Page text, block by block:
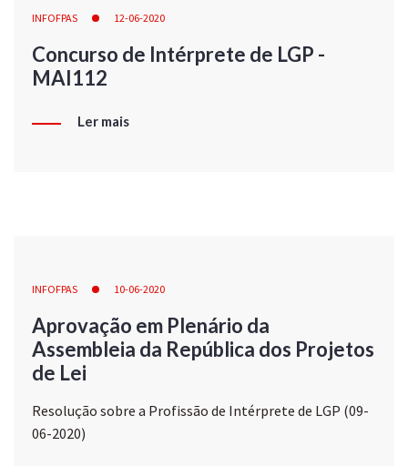
INFOFPAS 12-06-2020
Concurso de Intérprete de LGP -
MAI112
Ler mais
INFOFPAS 10-06-2020
Aprovação em Plenário da
Assembleia da República dos Projetos
de Lei
Resolução sobre a Profissão de Intérprete de LGP (09-
06-2020)